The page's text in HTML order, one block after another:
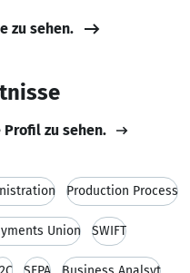
zu sehen.
Profil zu sehen.
Production Process
Union SWIFT